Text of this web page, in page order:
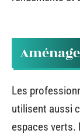
Les
utilisent aussi
espaces verts.